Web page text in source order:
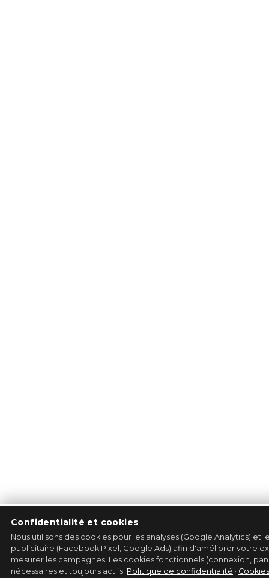
Confidentialité et cookies
Nous utilisons des cookies pour les analyses (Google Analytics) et
publicitaire (Facebook Pixel, Google Ads) afin d'améliorer votre
mesurer les campagnes. Les cookies fonctionnels (connexion,
nécessaires et toujours actifs. Politique de confidentialité · Cookies